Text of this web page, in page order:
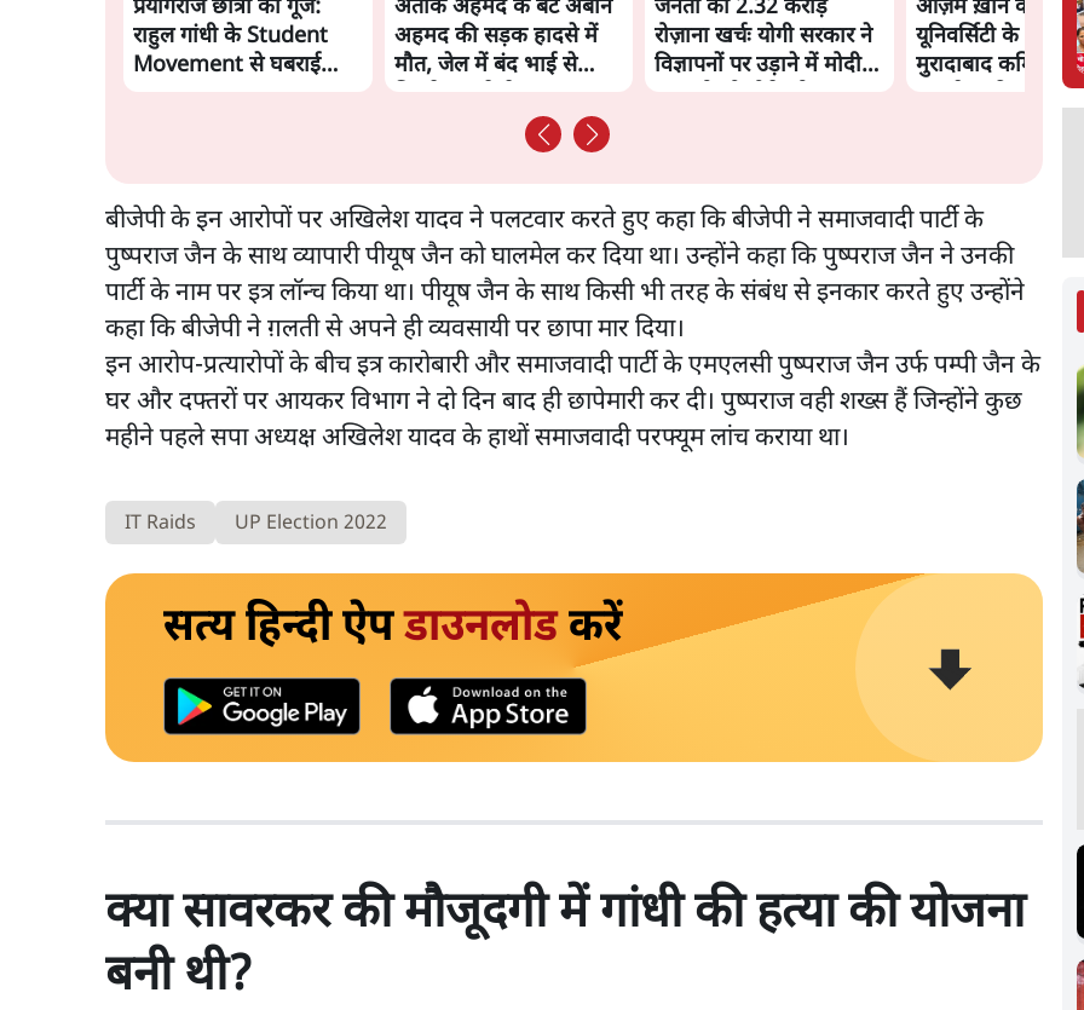
प्रयागराज छात्रों की गूंज:
राहुल गांधी के Student
Movement से घबराई
अतीक अहमद के बेटे अबान
अहमद की सड़क हादसे में
मौत, जेल में बंद भाई से
जनता का 2.32 करोड़
रोज़ाना खर्चः योगी सरकार ने
विज्ञापनों पर उड़ाने में मोदी
आज़म ख़ान की
यूनिवर्सिटी के ढहाने
मुरादाबाद कमिश्नर
लगाई अंतरिम रोक
बीजेपी के इन आरोपों पर अखिलेश यादव ने पलटवार करते हुए कहा कि बीजेपी ने समाजवादी पार्टी के
पुष्पराज जैन के साथ व्यापारी पीयूष जैन को घालमेल कर दिया था। उन्होंने कहा कि पुष्पराज जैन ने उनकी
पार्टी के नाम पर इत्र लॉन्च किया था। पीयूष जैन के साथ किसी भी तरह के संबंध से इनकार करते हुए उन्होंने
कहा कि बीजेपी ने ग़लती से अपने ही व्यवसायी पर छापा मार दिया।
इन आरोप-प्रत्यारोपों के बीच इत्र कारोबारी और समाजवादी पार्टी के एमएलसी पुष्पराज जैन उर्फ पम्पी जैन के
घर और दफ्तरों पर आयकर विभाग ने दो दिन बाद ही छापेमारी कर दी। पुष्पराज वही शख्स हैं जिन्होंने कुछ
महीने पहले सपा अध्यक्ष अखिलेश यादव के हाथों समाजवादी परफ्यूम लांच कराया था।
IT Raids UP Election 2022
सत्य हिन्दी ऐपडाउनलोडकरें
क्या सावरकर की मौजूदगी में गांधी की हत्या की योजना
बनी थी?